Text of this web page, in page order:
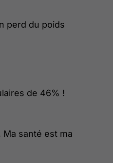
perd du poids
de 46% !
Ma santé est ma